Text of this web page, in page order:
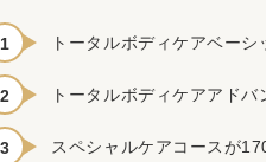
トータルボディケアベー
トータルボディケアアド
スペシャルケアコースが